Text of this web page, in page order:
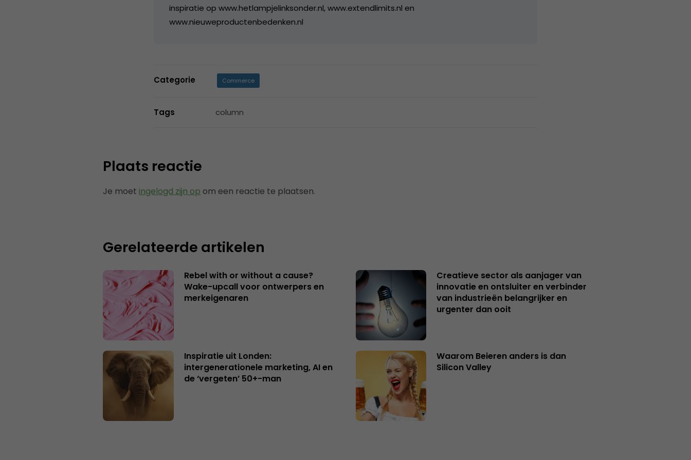
inspiratie op www.hetlampjelinksonder.nl, www.extendlimits.nl en
www.nieuweproductenbedenken.nl
Categorie Commerce
Tags column
Plaats reactie
Je moet ingelogd zijn op om een reactie te plaatsen.
Gerelateerde artikelen
Rebel with or without a cause?
Wake-upcall voor ontwerpers en
merkeigenaren
Creatieve sector als aanjager van
innovatie en ontsluiter en verbinder
van industrieën belangrijker en
urgenter dan ooit
Inspiratie uit Londen:
intergenerationele marketing, AI en
de ‘vergeten’ 50+-man
Waarom Beieren anders is dan
Silicon Valley